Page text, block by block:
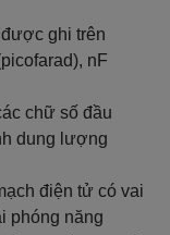
ghi trên
nF
chữ số đầu
dung lượng
điện tử có vai
phóng năng